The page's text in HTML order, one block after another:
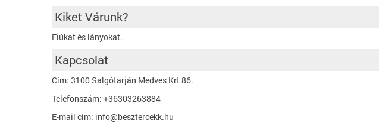
Kiket Várunk?
Fiúkat és lányokat.
Kapcsolat
Cím: 3100 Salgótarján Medves Krt 86.
Telefonszám: +36303263884
E-mail cím: info@besztercekk.hu